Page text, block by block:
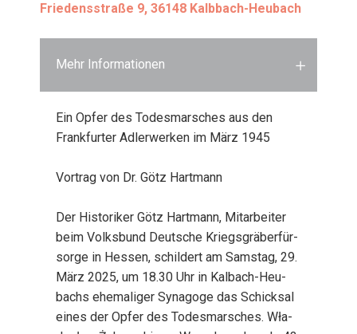
Frie­dens­stra­ße 9, 36148 Kalb­bach-Heu­bach
Mehr Informationen
Ein Opfer des Todes­mar­sches aus den
Frank­fur­ter Adler­wer­ken im März 1945
Vor­trag von Dr. Götz Hart­mann
Der His­to­ri­ker Götz Hart­mann, Mit­ar­bei­ter
beim Volks­bund Deut­sche Kriegs­grä­ber­für­
sor­ge in Hes­sen, schil­dert am Sams­tag, 29.
März 2025, um 18.30 Uhr in Kal­bach-Heu­
bachs ehe­ma­li­ger Syn­ago­ge das Schick­sal
eines der Opfer des Todes­mar­sches. Wła­